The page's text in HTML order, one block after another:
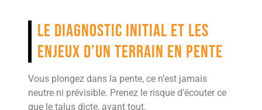
Le diagnostic initial et les
enjeux d’un terrain en pente
Vous plongez dans la pente, ce n’est jamais
neutre ni prévisible. Prenez le risque d’écouter ce
que le talus dicte, avant tout.